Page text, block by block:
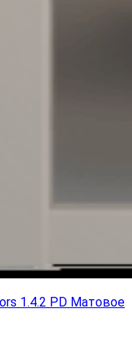
1.4.2 PD Матовое